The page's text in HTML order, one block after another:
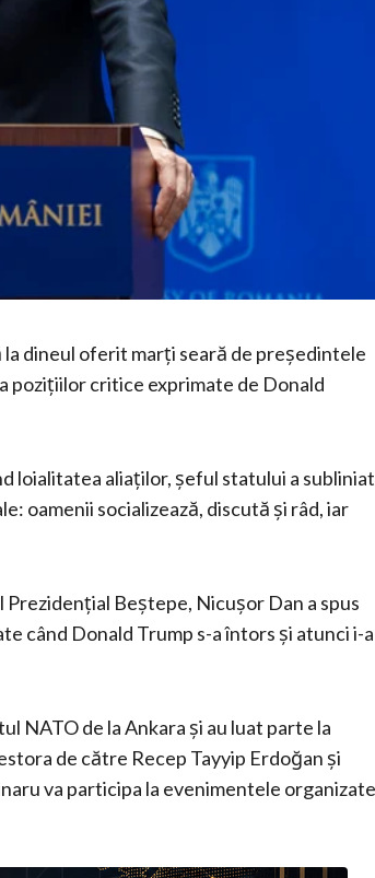
dineul oferit marți seară de președintele
pozițiilor critice exprimate de Donald
loialitatea aliaților, șeful statului a subliniat
oamenii socializează, discută și râd, iar
Beștepe, Nicușor Dan a spus
când Donald Trump s-a întors și atunci i-a
NATO de la Ankara și au luat parte la
de către Recep Tayyip Erdoğan și
va participa la evenimentele organizate